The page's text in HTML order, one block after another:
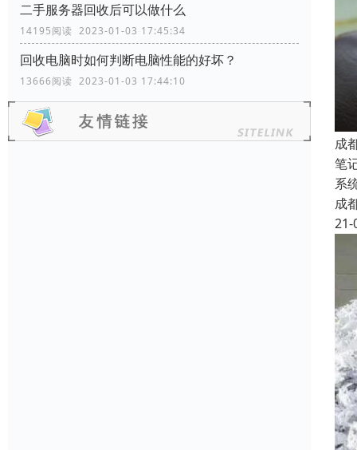
二手服务器回收后可以做什么
14195阅读 2023-01-03 17:45:34
回收电脑时如何判断电脑性能的好坏？
13666阅读 2023-01-03 17:44:10
成
笔
系
成
21-